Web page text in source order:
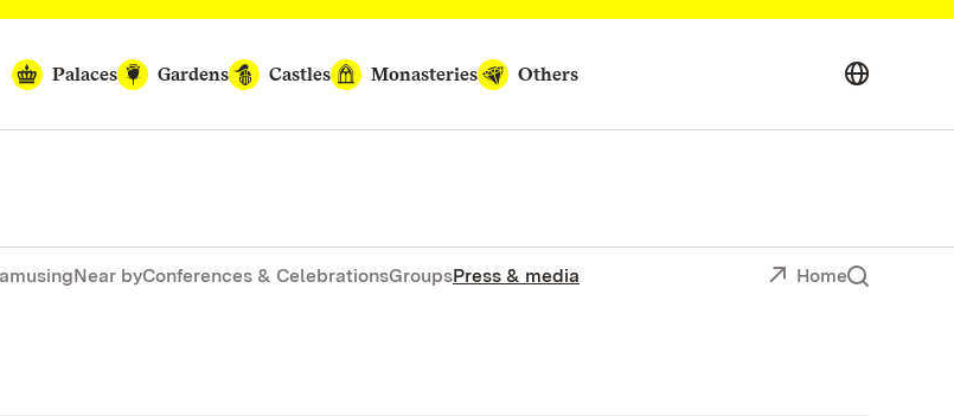
Palaces
Gardens Castles Monasteries Others
Near byConferences & CelebrationsGroupsPress & media Home